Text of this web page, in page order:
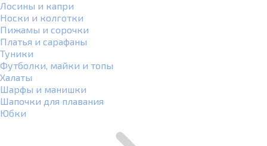
Лосины и капри
Носки и колготки
Пижамы и сорочки
Платья и сарафаны
Туники
Футболки, майки и топы
Халаты
Шарфы и манишки
Шапочки для плавания
Юбки